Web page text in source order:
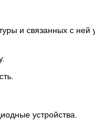
и связанных с ней
устройства.